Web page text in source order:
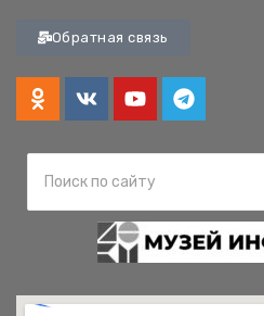
Обратная связь